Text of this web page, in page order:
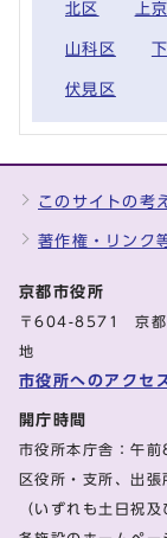
北区 上
山科区
伏見区
このサイトの考
著作権・リンク
京都市役所
〒604-8571 京都
地
市役所へのアクセ
開庁時間
市役所本庁舎：午
区役所・支所、出
（いずれも土日祝